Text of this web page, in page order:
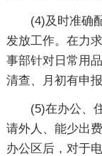
(4)及时准确
发放工作。在力
事部针对日常用
清查、月初有申
(5)在办公、
请外人、能少出
办公区后，对于